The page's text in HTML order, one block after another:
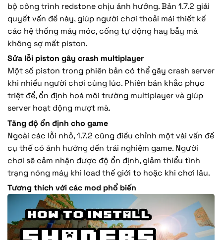
bộ công trình redstone chịu ảnh hưởng. Bản 1.7.2 giải
quyết vấn đề này, giúp người chơi thoải mái thiết kế
các hệ thống máy móc, cổng tự động hay bẫy mà
không sợ mất piston.
Sửa lỗi piston gây crash multiplayer
Một số piston trong phiên bản có thể gây crash server
khi nhiều người chơi cùng lúc. Phiên bản khắc phục
triệt để, ổn định hoá môi trường multiplayer và giúp
server hoạt động mượt mà.
Tăng độ ổn định cho game
Ngoài các lỗi nhỏ, 1.7.2 cũng điều chỉnh một vài vấn đề
cụ thể có ảnh hưởng đến trải nghiệm game. Người
chơi sẽ cảm nhận được độ ổn định, giảm thiểu tình
trạng nóng máy khi load thế giới to hoặc khi chơi lâu.
Tương thích với các mod phổ biến